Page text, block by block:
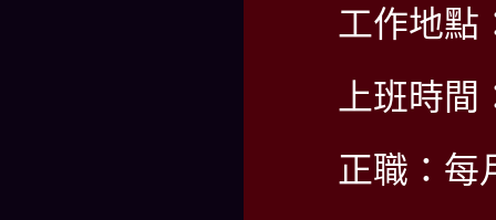
工作地點
上班時
正職：每